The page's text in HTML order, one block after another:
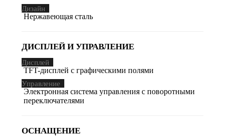
Дизайн
Нержавеющая сталь
ДИСПЛЕЙ И УПРАВЛЕНИЕ
Дисплей
TFT-дисплей с графическими полями
Управление
Электронная система управления с поворотными
переключателями
ОСНАЩЕНИЕ